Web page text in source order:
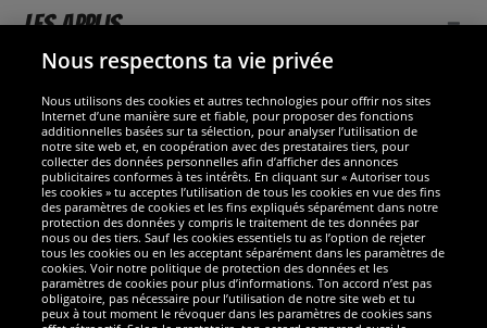
Les applis
Sécurité
Nous sommes excellents
Nous respectons ta vie privée
Nous utilisons des cookies et autres technologies pour offrir nos sites
Internet d’une manière sure et fiable, pour proposer des fonctions
additionnelles basées sur ta sélection, pour analyser l’utilisation de
notre site web et, en coopération avec des prestataires tiers, pour
collecter des données personnelles afin d’afficher des annonces
publicitaires conformes à tes intérêts. En cliquant sur « Autoriser tous
les cookies » tu acceptes l’utilisation de tous les cookies en vue des fins
des paramètres de cookies et les fins expliqués séparément dans notre
protection des données y compris le traitement de tes données par
nous ou des tiers. Sauf les cookies essentiels tu as l’option de rejeter
tous les cookies ou en les acceptant séparément dans les paramètres de
cookies. Voir notre politique de protection des données et les
paramètres de cookies pour plus d’informations. Ton accord n’est pas
obligatoire, pas nécessaire pour l’utilisation de notre site web et tu
peux à tout moment le révoquer dans les paramètres de cookies sans